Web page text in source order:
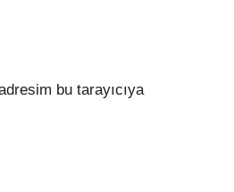
bu tarayıcıya